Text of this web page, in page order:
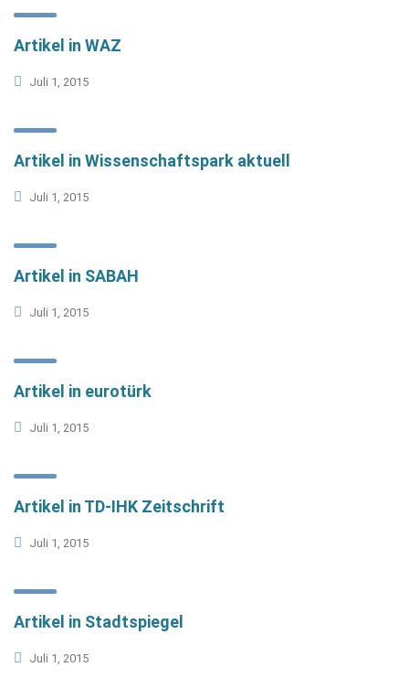
Artikel in WAZ
Juli 1, 2015
Artikel in Wissenschaftspark aktuell
Juli 1, 2015
Artikel in SABAH
Juli 1, 2015
Artikel in eurotürk
Juli 1, 2015
Artikel in TD-IHK Zeitschrift
Juli 1, 2015
Artikel in Stadtspiegel
Juli 1, 2015